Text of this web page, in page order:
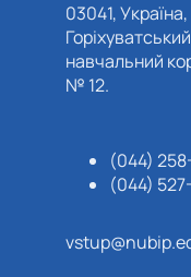
03041,
навчальний
№ 12.
(044)
(044)